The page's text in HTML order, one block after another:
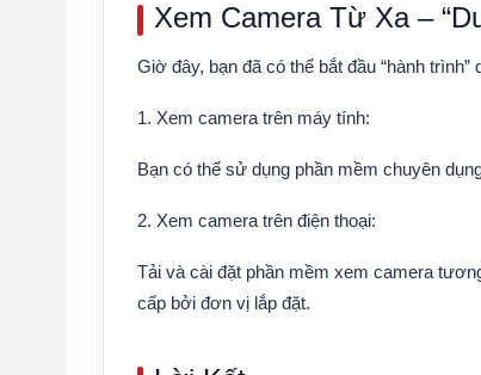
Xem Camera Từ Xa –
Giờ đây, bạn đã có thể bắt đầu “hành
1. Xem camera trên máy tính:
Bạn có thể sử dụng phần mềm chuyên
2. Xem camera trên điện thoại:
Tải và cài đặt phần mềm xem camera
cấp bởi đơn vị lắp đặt.